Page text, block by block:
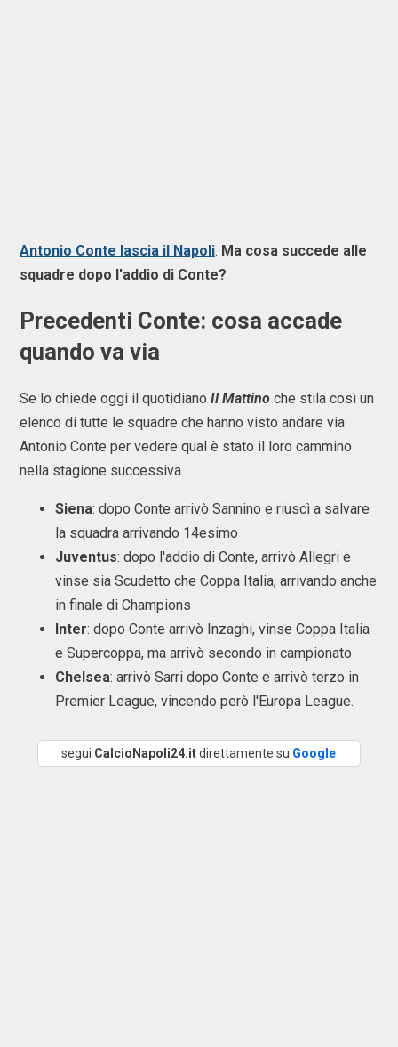
Antonio Conte lascia il Napoli. Ma cosa succede alle
squadre dopo l'addio di Conte?
Precedenti Conte: cosa accade
quando va via
Se lo chiede oggi il quotidiano Il Mattino che stila così un
elenco di tutte le squadre che hanno visto andare via
Antonio Conte per vedere qual è stato il loro cammino
nella stagione successiva.
Siena: dopo Conte arrivò Sannino e riuscì a salvare
la squadra arrivando 14esimo
Juventus: dopo l'addio di Conte, arrivò Allegri e
vinse sia Scudetto che Coppa Italia, arrivando anche
in finale di Champions
Inter: dopo Conte arrivò Inzaghi, vinse Coppa Italia
e Supercoppa, ma arrivò secondo in campionato
Chelsea: arrivò Sarri dopo Conte e arrivò terzo in
Premier League, vincendo però l'Europa League.
segui CalcioNapoli24.itdirettamente su Google